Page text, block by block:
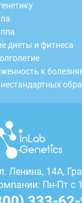
диеты и фитнеса
к
Ленина, 14А,
Пн-Пт с